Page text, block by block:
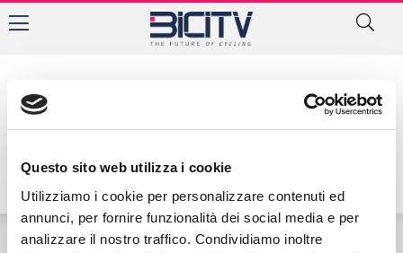
Questo sito web utilizza i cookie
Utilizziamo i cookie per personalizzare contenuti ed
annunci, per fornire funzionalità dei social media e per
analizzare il nostro traffico. Condividiamo inoltre
Tag: Giulia Dollaku